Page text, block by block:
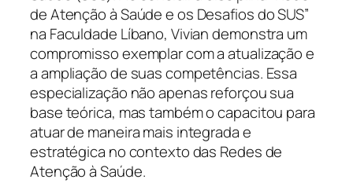
de Atenção à Saúde e os Desafios do SUS”
na Faculdade Líbano, Vivian demonstra um
compromisso exemplar com a atualização e
a ampliação de suas competências. Essa
especialização não apenas reforçou sua
base teórica, mas também o capacitou para
atuar de maneira mais integrada e
estratégica no contexto das Redes de
Atenção à Saúde.